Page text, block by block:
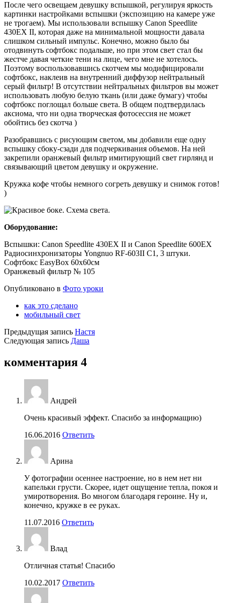
После чего освещаем девушку вспышкой, регулируя яркость
картинки настройками вспышки (экспозицию на камере уже
не трогаем). Мы использовали вспышку Canon Speedlite
430EX II, которая даже на минимальной мощности давала
слишком сильный импульс. Конечно, можно было бы
отодвинуть софтбокс подальше, но при этом свет стал бы
жестче давая четкие тени на лице, чего мне не хотелось.
Поэтому воспользовавшись скотчем мы модифицировали
софтбокс, наклеив на внутренний диффузор нейтральный
серый фильтр! В отсутствии нейтральных фильтров вы может
использовать любую белую ткань (или даже бумагу) чтобы
софтбокс поглощал больше света. В общем подтвердилась
аксиома, что ни одна творческая фотосессия не может
обойтись без скотча )
Разобравшись с рисующим светом, мы добавили еще одну
вспышку сбоку-сзади для подчеркивания объемов. На ней
закрепили оранжевый фильтр имитирующий свет гирлянд и
связывающий цветом девушку и окружение.
Кружка кофе чтобы немного согреть девушку и снимок готов!
)
Оборудование:
Вспышки: Canon Speedlite 430EX II и Canon Speedlite 600EX
Радиосинхронизаторы Yongnuo RF-603II C1, 3 штуки.
Софтбокс EasyBox 60х60см
Оранжевый фильтр № 105
Опубликовано в Фото уроки
как это сделано
мобильный свет
Предыдущая запись Настя
Следующая запись Даша
комментария 4
Андрей
Очень красивый эффект. Спасибо за информащию)
16.06.2016 Ответить
Арина
У фотографии осеннее настроение, но в нем нет ни
капельки грусти. Скорее, идет ощущение тепла, покоя и
умиротворения. Во многом благодаря героине. Ну и,
конечно, кружке в ее руках.
11.07.2016 Ответить
Влад
Отличная статья! Спасибо
10.02.2017 Ответить